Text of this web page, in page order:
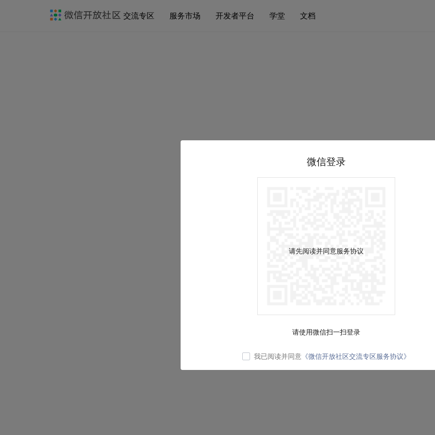
交流专区 服务市场 开发者平台 学堂 文档
微信登录
请先阅读并同意服务协议
请使用微信扫一扫登录
我已阅读并同意 《微信开放社区交流专区服务协议》